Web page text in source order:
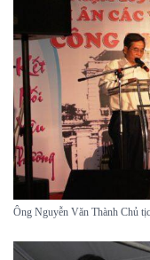
Ông Nguyễn Văn Thành Chủ